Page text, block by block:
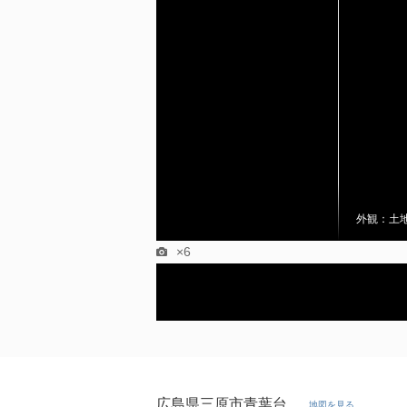
外観：土
×6
広島県三原市青葉台 地図を見る